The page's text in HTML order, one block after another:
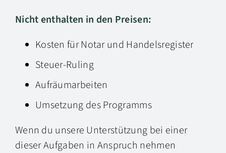
Nicht enthalten in den Preisen:
Kosten für Notar und Handelsregister
Steuer-Ruling
Aufräumarbeiten
Umsetzung des Programms
Wenn du unsere Unterstützung bei einer
dieser Aufgaben in Anspruch nehmen